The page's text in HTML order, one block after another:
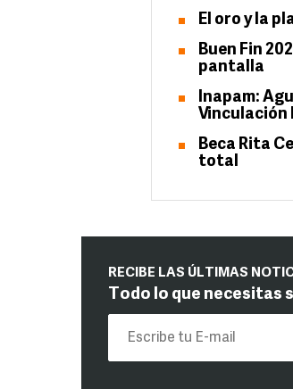
El oro y la
Buen Fin
pantalla
Inapam:
Vinculación
Beca Rita
total
RECIBE LAS ÚLTIMAS
Todo lo que necesitas